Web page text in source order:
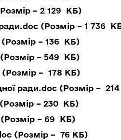
– 2 129 КБ)
(Розмір – 1 736
(Розмір – 136 КБ)
– 549 КБ)
– 178 КБ)
ради.doc (Розмір –
– 230 КБ)
(Розмір – 69 КБ)
(Розмір – 76 КБ)